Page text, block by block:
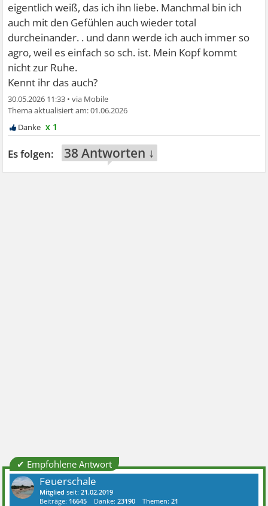
eigentlich weiß, das ich ihn liebe. Manchmal bin ich
auch mit den Gefühlen auch wieder total
durcheinander. . und dann werde ich auch immer so
agro, weil es einfach so sch. ist. Mein Kopf kommt
nicht zur Ruhe.
Kennt ihr das auch?
30.05.2026 11:33 •
01.06.2026
x 1
38 Antworten ↓
✔ Empfohlene Antwort
Feuerschale
Mitglied seit:21.02.2019
Beiträge: 16645 Danke:23190 Themen:21